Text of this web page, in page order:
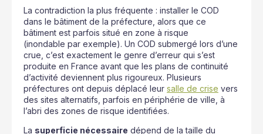
La contradiction la plus fréquente : installer le COD
dans le bâtiment de la préfecture, alors que ce
bâtiment est parfois situé en zone à risque
(inondable par exemple). Un COD submergé lors d’une
crue, c’est exactement le genre d’erreur qui s’est
produite en France avant que les plans de continuité
d’activité deviennent plus rigoureux. Plusieurs
préfectures ont depuis déplacé leur salle de crise vers
des sites alternatifs, parfois en périphérie de ville, à
l’abri des zones de risque identifiées.
La superficie nécessaire dépend de la taille du